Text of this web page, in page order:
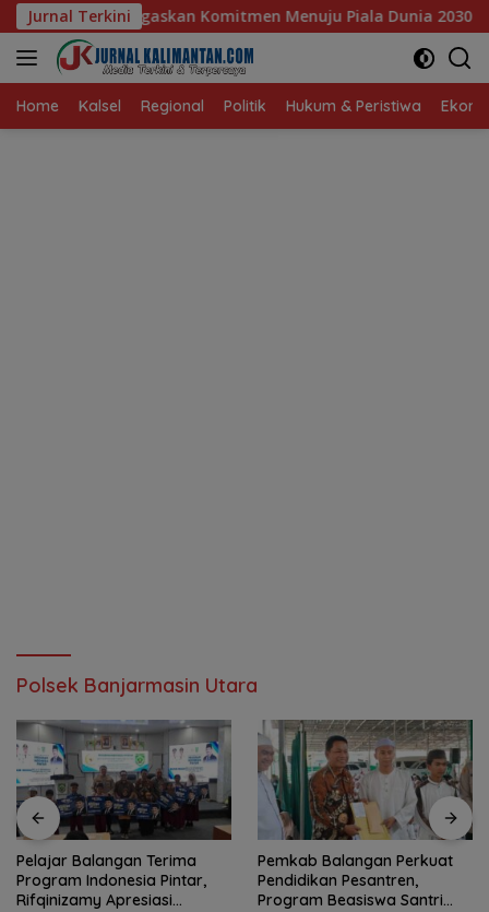
Langsung
ke
konten
Jurnal Terkini
Menuju Piala Dunia 2030 Pelajar Balangan
Home Kalsel Regional Politik Hukum & Peristiwa
Polsek Banjarmasin Utara
Pelajar Balangan Terima
Program Indonesia Pintar,
Rifqinizamy Apresiasi
Pemkab Balangan Perkuat
Pendidikan Pesantren,
Program Beasiswa Santri